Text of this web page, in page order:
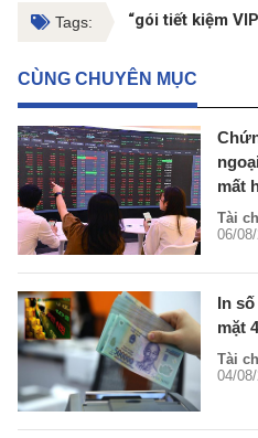
Tags: “gói tiết kiệm
CÙNG CHUYÊN MỤC
mất
Tài
06/
In
mặt
Tài
04/